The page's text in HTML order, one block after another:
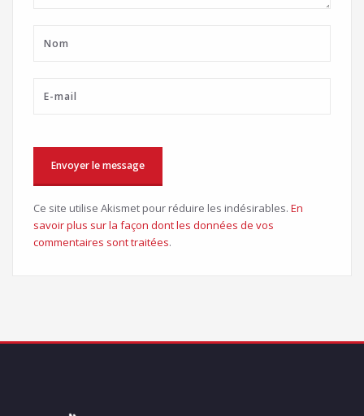
Ce site utilise Akismet pour réduire les indésirables. En
savoir plus sur la façon dont les données de vos
commentaires sont traitées.